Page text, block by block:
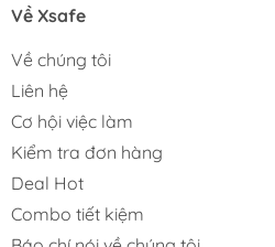
Về Xsafe
Về chúng tôi
Liên hệ
Cơ hội việc làm
Kiểm tra đơn hàng
Deal Hot
Combo tiết kiệm